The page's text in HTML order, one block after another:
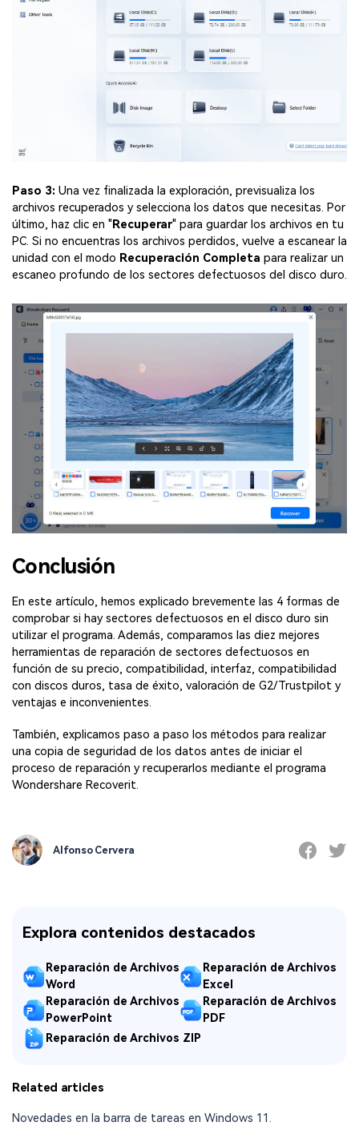
Paso 3: Una vez finalizada la exploración, previsualiza los
archivos recuperados y selecciona los datos que necesitas. Por
último, haz clic en " Recuperar" para guardar los archivos en tu
PC. Si no encuentras los archivos perdidos, vuelve a escanear la
unidad con el modo Recuperación Completa para realizar un
escaneo profundo de los sectores defectuosos del disco duro.
Conclusión
En este artículo, hemos explicado brevemente las 4 formas de
comprobar si hay sectores defectuosos en el disco duro sin
utilizar el programa. Además, comparamos las diez mejores
herramientas de reparación de sectores defectuosos en
función de su precio, compatibilidad, interfaz, compatibilidad
con discos duros, tasa de éxito, valoración de G2/Trustpilot y
ventajas e inconvenientes.
También, explicamos paso a paso los métodos para realizar
una copia de seguridad de los datos antes de iniciar el
proceso de reparación y recuperarlos mediante el programa
Wondershare Recoverit.
Alfonso Cervera
Explora contenidos destacados
Reparación de Archivos
Word
Reparación de Archivos
Excel
Reparación de Archivos
PowerPoint
Reparación de Archivos
PDF
Reparación de Archivos ZIP
Related articles
Novedades en la barra de tareas en Windows 11.